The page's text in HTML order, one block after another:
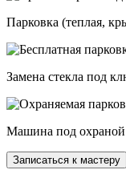
Парковка (теплая,
Замена стекла под
Машина под охраной
Записаться к мастеру